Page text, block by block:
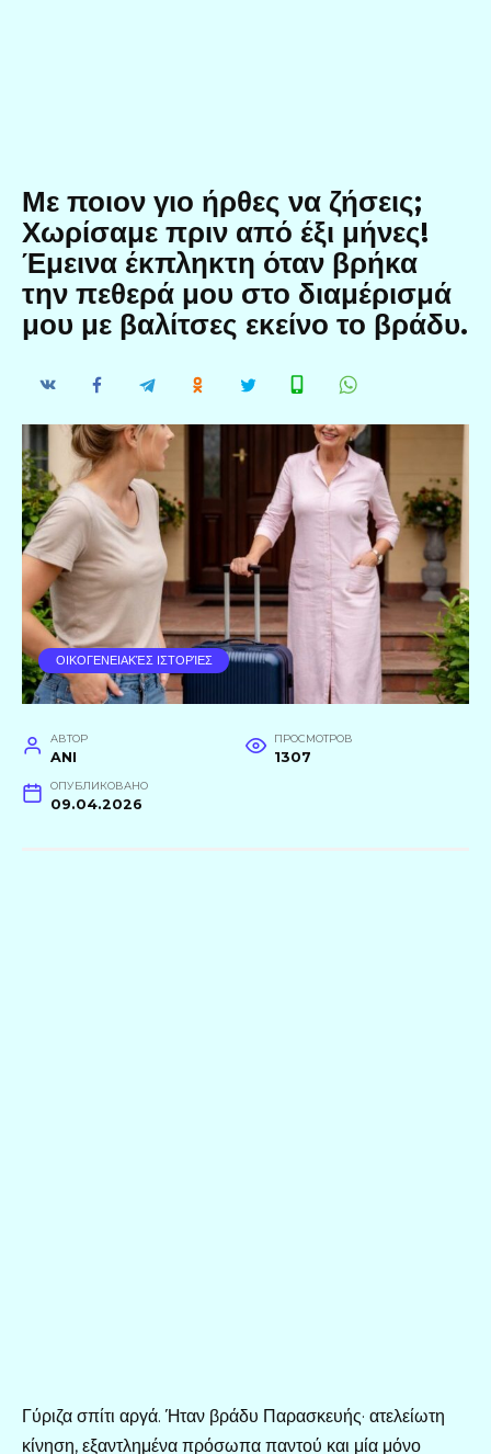
Με ποιον γιο ήρθες να ζήσεις;
Χωρίσαμε πριν από έξι μήνες!
Έμεινα έκπληκτη όταν βρήκα
την πεθερά μου στο διαμέρισμά
μου με βαλίτσες εκείνο το βράδυ.
ΟΙΚΟΓΕΝΕΙΑΚΈΣ ΙΣΤΟΡΊΕΣ
АВТОР
ANI
ПРОСМОТРОВ
1307
ОПУБЛИКОВАНО
09.04.2026
Γύριζα σπίτι αργά. Ήταν βράδυ Παρασκευής· ατελείωτη
κίνηση, εξαντλημένα πρόσωπα παντού και μία μόνο